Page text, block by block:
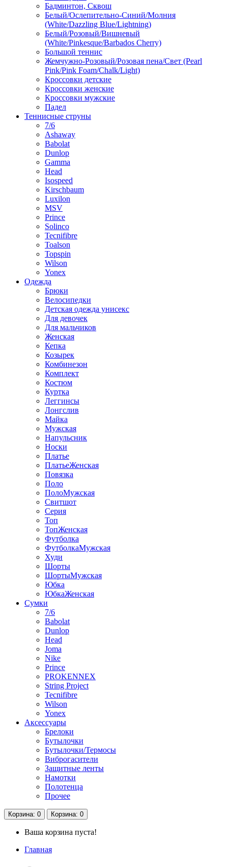
Бадминтон, Сквош
Белый/Ослепительно-Синий/Молния
(White/Dazzling Blue/Lightning)
Белый/Розовый/Вишневый
(White/Pinkesque/Barbados Cherry)
Большой теннис
Жемчужно-Розовый/Розовая пена/Свет (Pearl
Pink/Pink Foam/Chalk/Light)
Кроссовки детские
Кроссовки женские
Кроссовки мужские
Падел
Теннисные струны
7/6
Ashaway
Babolat
Dunlop
Gamma
Head
Isospeed
Kirschbaum
Luxilon
MSV
Prince
Solinco
Tecnifibre
Toalson
Topspin
Wilson
Yonex
Одежда
Брюки
Велосипедки
Детская одежда унисекс
Для девочек
Для мальчиков
Женская
Кепка
Козырек
Комбинезон
Комплект
Костюм
Куртка
Леггинсы
Лонгслив
Майка
Мужская
Напульсник
Носки
Платье
ПлатьеЖенская
Повязка
Поло
ПолоМужская
Свитшот
Серия
Топ
ТопЖенская
Футболка
ФутболкаМужская
Худи
Шорты
ШортыМужская
Юбка
ЮбкаЖенская
Сумки
7/6
Babolat
Dunlop
Head
Joma
Nike
Prince
PROKENNEX
String Project
Tecnifibre
Wilson
Yonex
Аксессуары
Брелоки
Бутылочки
Бутылочки/Термосы
Виброгасители
Защитные ленты
Намотки
Полотенца
Прочее
Корзина: 0 Корзина: 0
Ваша корзина пуста!
Главная